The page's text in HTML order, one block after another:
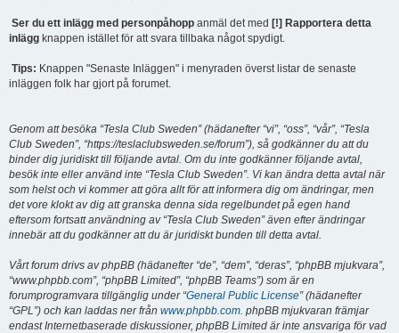
Ser du ett inlägg med personpåhopp anmäl det med [!] Rapportera detta
inlägg knappen istället för att svara tillbaka något spydigt.
Tips: Knappen "Senaste Inläggen" i menyraden överst listar de senaste
inläggen folk har gjort på forumet.
Genom att besöka “Tesla Club Sweden” (hädanefter “vi”, “oss”, “vår”, “Tesla
Club Sweden”, “https://teslaclubsweden.se/forum”), så godkänner du att du
binder dig juridiskt till följande avtal. Om du inte godkänner följande avtal,
besök inte eller använd inte “Tesla Club Sweden”. Vi kan ändra detta avtal när
som helst och vi kommer att göra allt för att informera dig om ändringar, men
det vore klokt av dig att granska denna sida regelbundet på egen hand
eftersom fortsatt användning av “Tesla Club Sweden” även efter ändringar
innebär att du godkänner att du är juridiskt bunden till detta avtal.
Vårt forum drivs av phpBB (hädanefter “de”, “dem”, “deras”, “phpBB mjukvara”,
“www.phpbb.com”, “phpBB Limited”, “phpBB Teams”) som är en
forumprogramvara tillgänglig under “General Public License” (hädanefter
“GPL”) och kan laddas ner från www.phpbb.com. phpBB mjukvaran främjar
endast Internetbaserade diskussioner, phpBB Limited är inte ansvariga för vad